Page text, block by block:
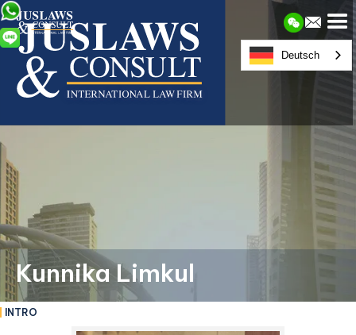
Kunnika Limkul
INTRO
Deutsch